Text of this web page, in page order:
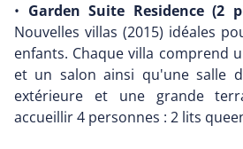
• Garden Suite Residence (2
Nouvelles villas (2015) idéales
enfants. Chaque villa comprend
et un salon ainsi qu'une salle
extérieure et une grande
accueillir 4 personnes : 2 lits